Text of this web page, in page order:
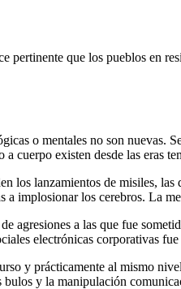
pertinente que los pueblos en
o mentales no son nuevas.
cuerpo existen desde las eras
los lanzamientos de misiles, las
a implosionar los cerebros. La
agresiones a las que fue
electrónicas corporativas
y prácticamente al mismo
y la manipulación